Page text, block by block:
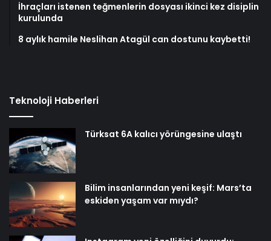
İhraçları istenen teğmenlerin dosyası ikinci kez disiplin
kurulunda
8 aylık hamile Neslihan Atagül can dostunu kaybetti!
Teknoloji Haberleri
Türksat 6A kalıcı yörüngesine ulaştı
Bilim insanlarından yeni keşif: Mars’ta
eskiden yaşam var mıydı?